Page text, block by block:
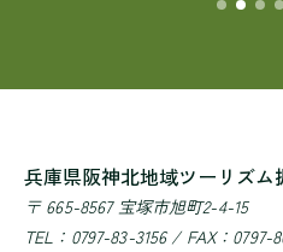
兵庫県阪神北地域ツーリズム
〒 665-8567 宝塚市旭町2-4-15
TEL：0797-83-3156 / FAX：0797-